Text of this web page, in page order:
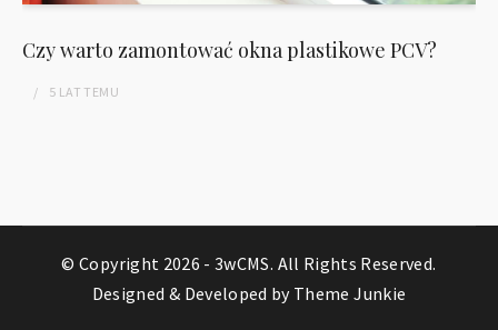
Czy warto zamontować okna plastikowe PCV?
5 LAT TEMU
© Copyright 2026 -3wCMS. All Rights Reserved.
Designed & Developed by Theme Junkie